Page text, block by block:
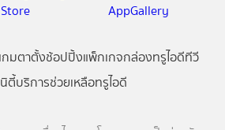
เกมตาตั้งช้อปปิ้งแพ็กเกจกล่องทรูไอดีทีวี
ตี้บริการช่วยเหลือทรูไอดี